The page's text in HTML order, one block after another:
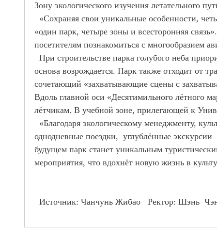
Зону экологического изучения летательного
«Сохраняя свои уникальные особенности,
«один парк, четыре зоны и всесторонняя
посетителям познакомиться с
При строительстве парка голубого неба
основа возрождается. Парк также отходит от
сочетающий «захватывающие сцены с
Вдоль главной оси «Десятимильного лётного
лётчикам. В учебной зоне, прилегающей к
«Благодаря экологическому менеджменту,
однодневные поездки, углублённые
будущем парк станет уникальным
мероприятия, что вдохнёт новую жизнь в
Источник: Чанчунь Жибао Ректор: Шэнь